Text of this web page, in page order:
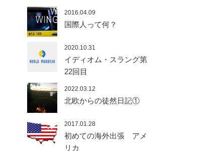
2016.04.09
国際人って何？
2020.10.31
イディオム・スラング第
22回目
2022.03.12
北欧からの徒然日記①
2017.01.28
初めての海外出張 アメ
リカ